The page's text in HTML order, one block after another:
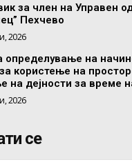
за член на Управен
Пехчево
2026
определување на
користење на
на дејности за време
2026
се